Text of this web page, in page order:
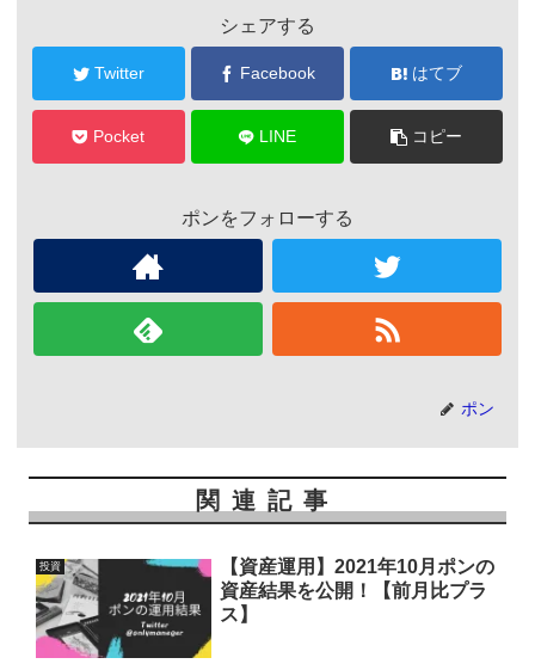
シェアする
Twitter Facebook はてブ
Pocket LINE コピー
ポンをフォローする
ポン
関連記事
投資
【資産運用】2021年10月ポンの
資産結果を公開！【前月比プラ
ス】